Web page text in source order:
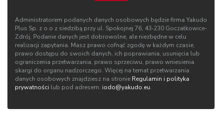
Administratorem podanych danych osobowych będzie firma Yakudo
Plus Sp. z o.o z siedzibą przy ul. Spokojnej 76, 43‑230 Goczałkowice-
Zdrój. Podanie danych jest dobrowolne, ale niezbędne w celu
realizacji zapytania. Masz prawo cofnąć zgodę w każdym czasie,
prawo dostępu do swoich danych, ich poprawiania, usunięcia lub
ograniczenia przetwarzania, prawo sprzeciwu, prawo wniesienia
skargi do organu nadzorczego. Więcej na temat przetwarzania
danych osobowych znajdziesz na stronie Regulamin i polityka
prywatności lub pod adresem: iodo@yakudo.eu.